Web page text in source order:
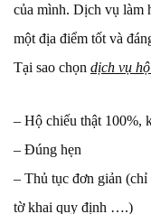
của mình. Dịch vụ làm
một địa điểm tốt và
Tại sao chọn dịch vụ
– Hộ chiếu thật 100%,
– Đúng hẹn
– Thủ tục đơn giản
tờ khai quy định ….)